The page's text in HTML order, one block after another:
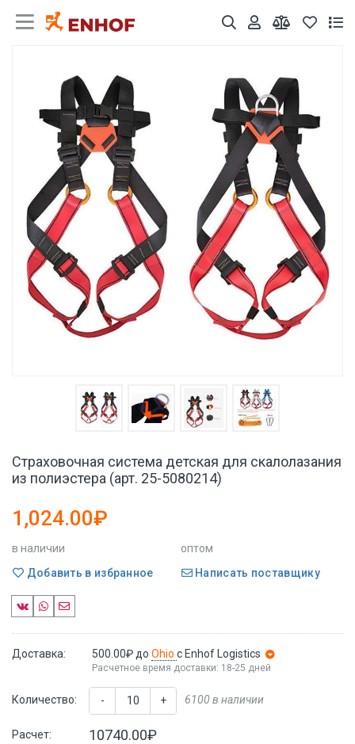
Страховочная система детская для скалолазания
из полиэстера (арт. 25-5080214)
1,024.00₽
в наличии
оптом
Добавить в избранное
Написать поставщику
Доставка: 500.00₽ до Ohio с Enhof Logistics
Расчетное время доставки: 18-25 дней
Количество: - + 6100 в наличии
Расчет: 10740.00₽